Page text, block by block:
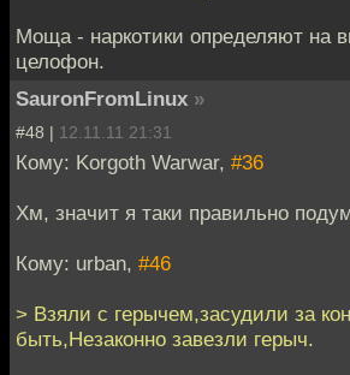
Моща - наркотики определяют на
целофон.
SauronFromLinux »
#48 | 12.11.11 21:31
Кому: Korgoth Warwar, #36
Хм, значит я таки правильно
Кому: urban, #46
> Взяли с герычем,засудили за
быть,Незаконно завезли герыч.